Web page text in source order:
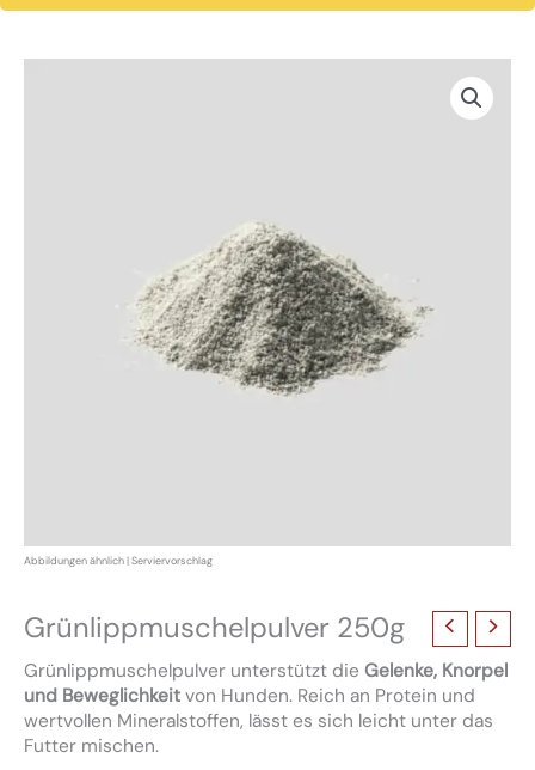
Grünlippmuschelpulver 250g
Grünlippmuschelpulver unterstützt die Gelenke, Knorpel
und Beweglichkeit von Hunden. Reich an Protein und
wertvollen Mineralstoffen, lässt es sich leicht unter das
Futter mischen.